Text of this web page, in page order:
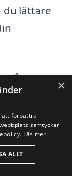
du lättare
vår, xn--
det enkelt
olika
tid och
×
att förbättra
samtycker
Läs mer
ALLT